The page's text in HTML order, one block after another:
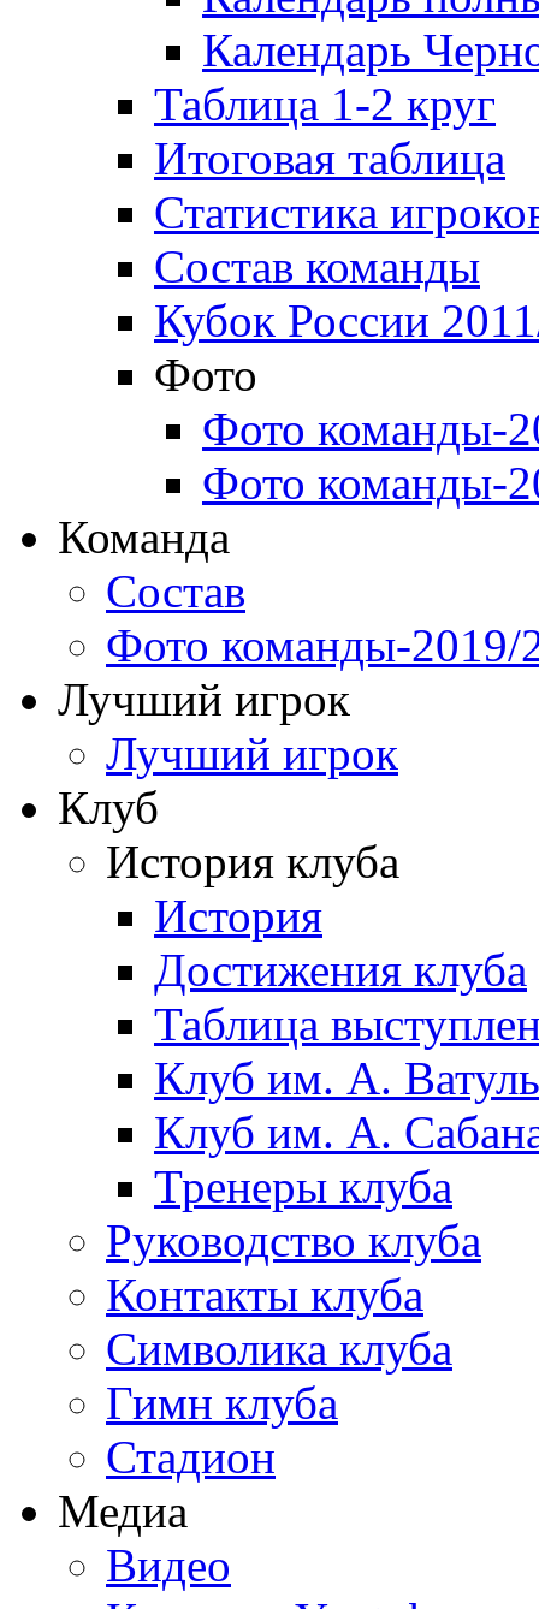
Календарь
Таблица 1-2 круг
Итоговая таблица
Статистика
Состав команды
Кубок России
Фото
Фото команды-
Фото команды-
Команда
Состав
Фото команды-2019/
Лучший игрок
Лучший игрок
Клуб
История клуба
История
Достижения клуба
Таблица
Клуб им. А.
Клуб им. А.
Тренеры клуба
Руководство клуба
Контакты клуба
Символика клуба
Гимн клуба
Стадион
Медиа
Видео